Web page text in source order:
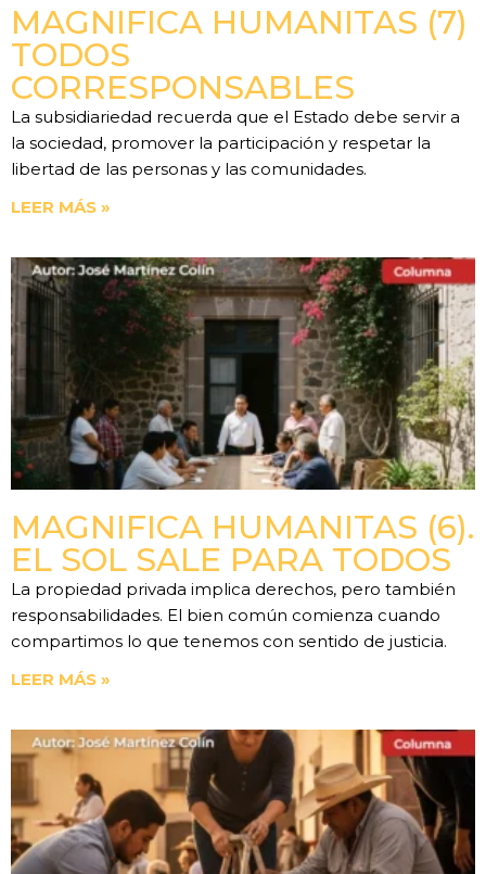
MAGNIFICA HUMANITAS (7)
TODOS
CORRESPONSABLES
La subsidiariedad recuerda que el Estado debe servir a
la sociedad, promover la participación y respetar la
libertad de las personas y las comunidades.
LEER MÁS »
MAGNIFICA HUMANITAS (6).
EL SOL SALE PARA TODOS
La propiedad privada implica derechos, pero también
responsabilidades. El bien común comienza cuando
compartimos lo que tenemos con sentido de justicia.
LEER MÁS »